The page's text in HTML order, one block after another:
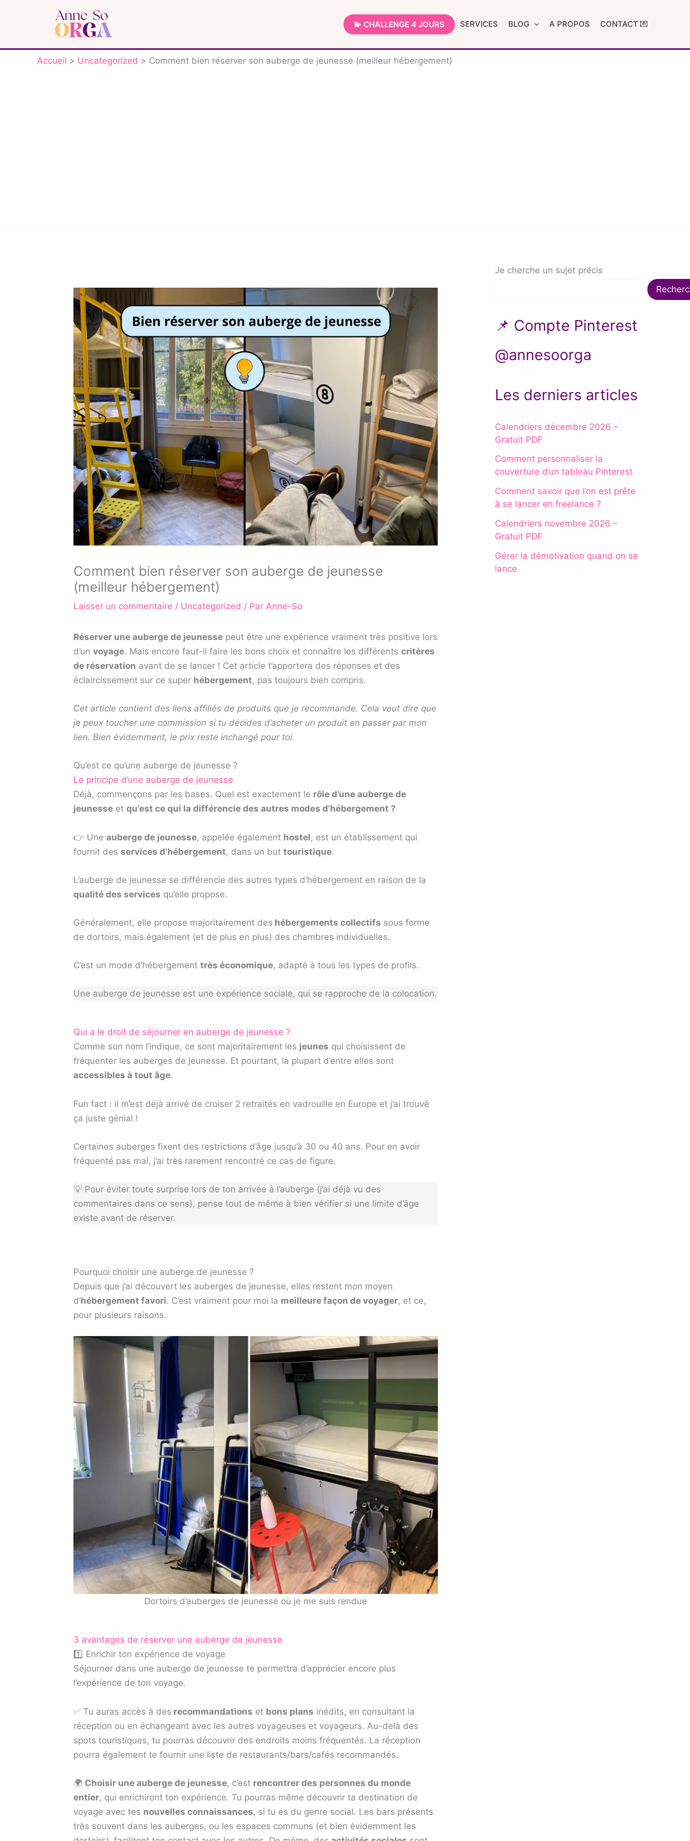
💫 CHALLENGE 4 JOURS SERVICES BLOG A PROPOS CONTACT 💌
Accueil Uncategorized Comment bien réserver son auberge de jeunesse (meilleur hébergement)
Comment bien réserver son auberge de jeunesse
(meilleur hébergement)
Laisser un commentaire / Uncategorized / Par Anne-So
Réserver une auberge de jeunesse peut être une expérience vraiment très positive lors
d’un voyage. Mais encore faut-il faire les bons choix et connaître les différents critères
de réservation avant de se lancer ! Cet article t’apportera des réponses et des
éclaircissement sur ce super hébergement, pas toujours bien compris.
Cet article contient des liens affiliés de produits que je recommande. Cela veut dire que
je peux toucher une commission si tu décides d’acheter un produit en passer par mon
lien. Bien évidemment, le prix reste inchangé pour toi.
Qu’est ce qu’une auberge de jeunesse ?
Le principe d’une auberge de jeunesse
Déjà, commençons par les bases. Quel est exactement le rôle d’une auberge de
jeunesse et qu’est ce qui la différencie des autres modes d’hébergement ?
👉 Une auberge de jeunesse, appelée également hostel, est un établissement qui
fournit des services d’hébergement, dans un but touristique.
L’auberge de jeunesse se différencie des autres types d’hébergement en raison de la
qualité des services qu’elle propose.
Généralement, elle propose majoritairement des hébergements collectifs sous forme
de dortoirs, mais également (et de plus en plus) des chambres individuelles.
C’est un mode d’hébergement très économique, adapté à tous les types de profils.
Une auberge de jeunesse est une expérience sociale, qui se rapproche de la colocation.
Qui a le droit de séjourner en auberge de jeunesse ?
Comme son nom l’indique, ce sont majoritairement les jeunes qui choisissent de
fréquenter les auberges de jeunesse. Et pourtant, la plupart d’entre elles sont
accessibles à tout âge.
Fun fact : il m’est déjà arrivé de croiser 2 retraités en vadrouille en Europe et j’ai trouvé
ça juste génial !
Certaines auberges fixent des restrictions d’âge jusqu’à 30 ou 40 ans. Pour en avoir
fréquenté pas mal, j’ai très rarement rencontré ce cas de figure.
💡 Pour éviter toute surprise lors de ton arrivée à l’auberge (j’ai déjà vu des
commentaires dans ce sens), pense tout de même à bien vérifier si une limite d’âge
existe avant de réserver.
Pourquoi choisir une auberge de jeunesse ?
Depuis que j’ai découvert les auberges de jeunesse, elles restent mon moyen
d’hébergement favori. C’est vraiment pour moi la meilleure façon de voyager, et ce,
pour plusieurs raisons.
Dortoirs d’auberges de jeunesse où je me suis rendue
3 avantages de réserver une auberge de jeunesse
1️⃣ Enrichir ton expérience de voyage
Séjourner dans une auberge de jeunesse te permettra d’apprécier encore plus
l’expérience de ton voyage.
✅ Tu auras accès à des recommandations et bons plans inédits, en consultant la
réception ou en échangeant avec les autres voyageuses et voyageurs. Au-delà des
spots touristiques, tu pourras découvrir des endroits moins fréquentés. La réception
pourra également te fournir une liste de restaurants/bars/cafés recommandés.
🌍 Choisir une auberge de jeunesse, c’est rencontrer des personnes du monde
entier, qui enrichiront ton expérience. Tu pourras même découvrir ta destination de
voyage avec tes nouvelles connaissances, si tu es du genre social. Les bars présents
très souvent dans les auberges, ou les espaces communs (et bien évidemment les
Je cherche un sujet précis
📌 Compte Pinterest
@annesoorga
Les derniers articles
Calendriers décembre 2026 –
Gratuit PDF
Comment personnaliser la
couverture d’un tableau Pinterest
Comment savoir que l’on est prête
à se lancer en freelance ?
Calendriers novembre 2026 –
Gratuit PDF
Gérer la démotivation quand on se
lance